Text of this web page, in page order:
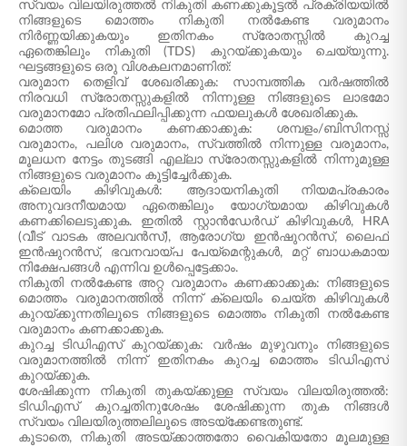
സ്വയം വിലയിരുത്തൽ നികുതി കണക്കുകൂട്ടൽ പ്രക്രിയയിൽ
നിങ്ങളുടെ മൊത്തം നികുതി നൽകേണ്ട വരുമാനം
നിർണ്ണയിക്കുകയും ഇതിനകം സ്രോതസ്സിൽ കുറച്ച
ഏതെങ്കിലും നികുതി (TDS) കുറയ്ക്കുകയും ചെയ്യുന്നു.
ഘട്ടങ്ങളുടെ ഒരു വിശകലനമാണിത്:
വരുമാന തെളിവ് ശേഖരിക്കുക: സാമ്പത്തിക വർഷത്തിൽ
നിരവധി സ്രോതസ്സുകളിൽ നിന്നുള്ള നിങ്ങളുടെ ലാഭമോ
വരുമാനമോ പ്രതിഫലിപ്പിക്കുന്ന ഫയലുകൾ ശേഖരിക്കുക.
മൊത്ത വരുമാനം കണക്കാക്കുക: ശമ്പളം/ബിസിനസ്സ്
വരുമാനം, പലിശ വരുമാനം, സ്വത്തിൽ നിന്നുള്ള വരുമാനം,
മൂലധന നേട്ടം തുടങ്ങി എല്ലാ സ്രോതസ്സുകളിൽ നിന്നുമുള്ള
നിങ്ങളുടെ വരുമാനം കൂട്ടിച്ചേർക്കുക.
ക്ലെയിം കിഴിവുകൾ: ആദായനികുതി നിയമപ്രകാരം
അനുവദനീയമായ ഏതെങ്കിലും യോഗ്യമായ കിഴിവുകൾ
കണക്കിലെടുക്കുക. ഇതിൽ സ്റ്റാൻഡേർഡ് കിഴിവുകൾ, HRA
(വീട് വാടക അലവൻസ്), ആരോഗ്യ ഇൻഷുറൻസ്, ലൈഫ്
ഇൻഷുറൻസ്, ഭവനവായ്പ പേയ്‌മെന്റുകൾ, മറ്റ് ബാധകമായ
നിക്ഷേപങ്ങൾ എന്നിവ ഉൾപ്പെട്ടേക്കാം.
നികുതി നൽകേണ്ട അറ്റ വരുമാനം കണക്കാക്കുക: നിങ്ങളുടെ
മൊത്തം വരുമാനത്തിൽ നിന്ന് ക്ലെയിം ചെയ്ത കിഴിവുകൾ
കുറയ്ക്കുന്നതിലൂടെ നിങ്ങളുടെ മൊത്തം നികുതി നൽകേണ്ട
വരുമാനം കണക്കാക്കുക.
കുറച്ച ടിഡിഎസ് കുറയ്ക്കുക: വർഷം മുഴുവനും നിങ്ങളുടെ
വരുമാനത്തിൽ നിന്ന് ഇതിനകം കുറച്ച മൊത്തം ടിഡിഎസ്
കുറയ്ക്കുക.
ശേഷിക്കുന്ന നികുതി തുകയ്ക്കുള്ള സ്വയം വിലയിരുത്തൽ:
ടിഡിഎസ് കുറച്ചതിനുശേഷം ശേഷിക്കുന്ന തുക നിങ്ങൾ
സ്വയം വിലയിരുത്തലിലൂടെ അടയ്ക്കേണ്ടതുണ്ട്.
കൂടാതെ, നികുതി അടയ്ക്കാത്തതോ വൈകിയതോ മൂലമുള്ള